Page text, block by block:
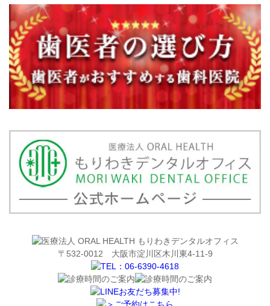
〒532-0012 大阪市淀川区木川東4-11-9